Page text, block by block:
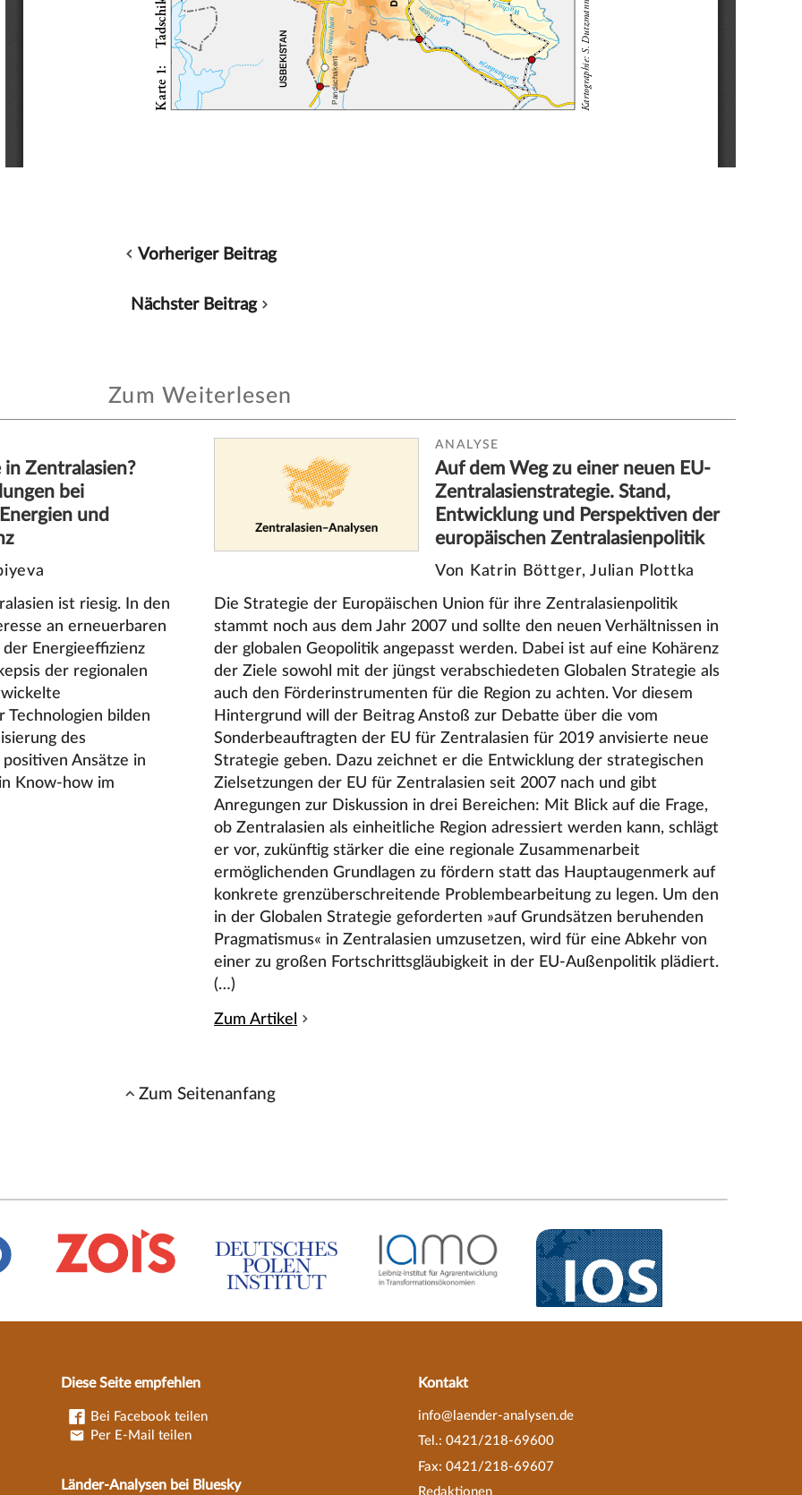
Vorheriger Beitrag
Nächster Beitrag
Zum Weiterlesen
in Zentralasien?
bei
und
ist riesig. In den
an erneuerbaren
Energieeffizienz
der regionalen
Technologien bilden
des
Ansätze in
Know-how im
ANALYSE
Auf dem Weg zu einer neuen EU-
Zentralasienstrategie. Stand,
Entwicklung und Perspektiven der
europäischen Zentralasienpolitik
Von Katrin Böttger, Julian Plottka
Die Strategie der Europäischen Union für ihre Zentralasienpolitik
stammt noch aus dem Jahr 2007 und sollte den neuen Verhältnissen in
der globalen Geopolitik angepasst werden. Dabei ist auf eine Kohärenz
der Ziele sowohl mit der jüngst verabschiedeten Globalen Strategie als
auch den Förderinstrumenten für die Region zu achten. Vor diesem
Hintergrund will der Beitrag Anstoß zur Debatte über die vom
Sonderbeauftragten der EU für Zentralasien für 2019 anvisierte neue
Strategie geben. Dazu zeichnet er die Entwicklung der strategischen
Zielsetzungen der EU für Zentralasien seit 2007 nach und gibt
Anregungen zur Diskussion in drei Bereichen: Mit Blick auf die Frage,
ob Zentralasien als einheitliche Region adressiert werden kann, schlägt
er vor, zukünftig stärker die eine regionale Zusammenarbeit
ermöglichenden Grundlagen zu fördern statt das Hauptaugenmerk auf
konkrete grenzüberschreitende Problembearbeitung zu legen. Um den
in der Globalen Strategie geforderten »auf Grundsätzen beruhenden
Pragmatismus« in Zentralasien umzusetzen, wird für eine Abkehr von
einer zu großen Fortschrittsgläubigkeit in der EU-Außenpolitik plädiert.
(…)
Zum Artikel
Zum Seitenanfang
Diese Seite empfehlen
Bei Facebook teilen
Per E-Mail teilen
Länder-Analysen bei Bluesky
Kontakt
info@laender-analysen.de
Tel.: 0421/218-69600
Fax: 0421/218-69607
Redaktionen